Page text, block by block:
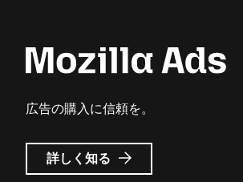
広告の購入に信頼を。
Mozilla
広
詳しく知る